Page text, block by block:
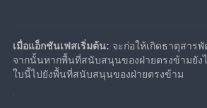
เมื่อแอ็กชันเฟสเริ่มต้น: จะก่อให้เกิดธาตุสาร
จากนั้นหากพื้นที่สนับสนุนของฝ่ายตรงข้ามยัง
ใบนี้ไปยังพื้นที่สนับสนุนของฝ่ายตรงข้าม